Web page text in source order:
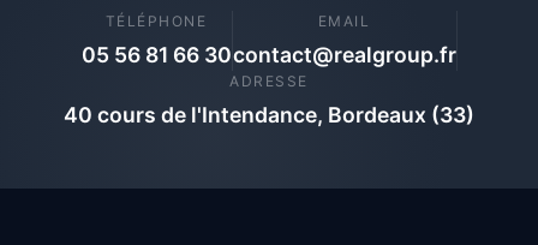
TÉLÉPHONE
05 56 81 66 30
EMAIL
contact@realgroup.fr
ADRESSE
40 cours de l'Intendance, Bordeaux (33)